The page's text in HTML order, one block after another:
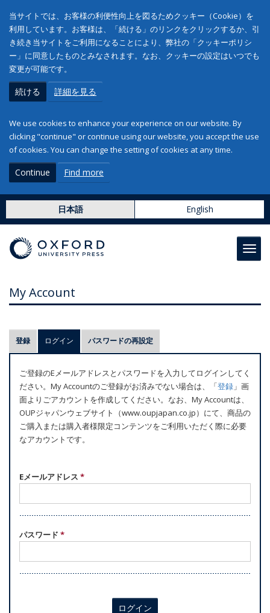
当サイトでは、お客様の利便性向上を図るためクッキー（Cookie）を
利用しています。お客様は、「続ける」のリンクをクリックするか、引
き続き当サイトをご利用になることにより、弊社の「クッキーポリシ
ー」に同意したものとみなされます。なお、クッキーの設定はいつでも
変更が可能です。
続ける 詳細を見る
We use cookies to enhance your experience on our website. By
clicking "continue" or continue using our website, you accept the use
of cookies. You can change the setting of cookies at any time.
Continue Find more
日本語 English
My Account
プ
ラ
マ
リ
ー
タ
ブ
登録 ログイン (アクティブなタブ)
パスワードの再設定
ご登録のEメールアドレスとパスワードを入力してログインしてく
ださい。My Accountのご登録がお済みでない場合は、「登録 」画
面よりごアカウントを作成してください。なお、My Accountは、
OUPジャパンウェブサイト（www.oupjapan.co.jp）にて、商品の
ご購入または購入者様限定コンテンツをご利用いただく際に必要
なアカウントです。
Eメールアドレス *
パスワード *
ログイン